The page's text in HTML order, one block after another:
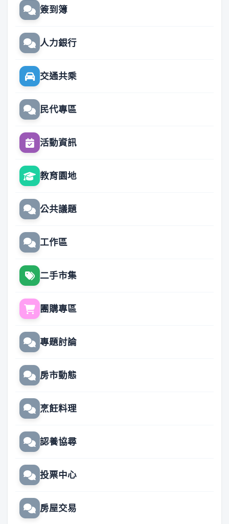
簽到簿
人力銀行
交通共乘
民代專區
活動資訊
教育園地
公共議題
工作區
二手市集
團購專區
專題討論
房市動態
烹飪料理
認養協尋
投票中心
房屋交易